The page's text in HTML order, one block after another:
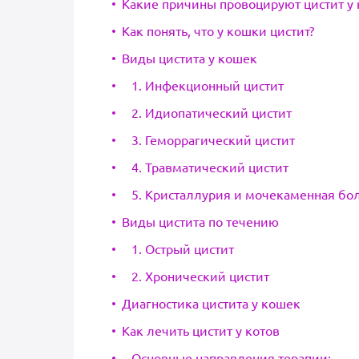
Какие причины провоцируют цистит у
Как понять, что у кошки цистит?
Виды цистита у кошек
1. Инфекционный цистит
2. Идиопатический цистит
3. Геморрагический цистит
4. Травматический цистит
5. Кристаллурия и мочекаменная
Виды цистита по течению
1. Острый цистит
2. Хронический цистит
Диагностика цистита у кошек
Как лечить цистит у котов